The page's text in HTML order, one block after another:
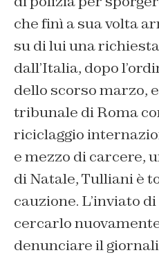
che finì a sua volta
su di lui una
dall’Italia, dopo
dello scorso marzo,
tribunale di Roma
riciclaggio
e mezzo di carcere,
di Natale, Tulliani è
cauzione. L’inviato
cercarlo
denunciare il